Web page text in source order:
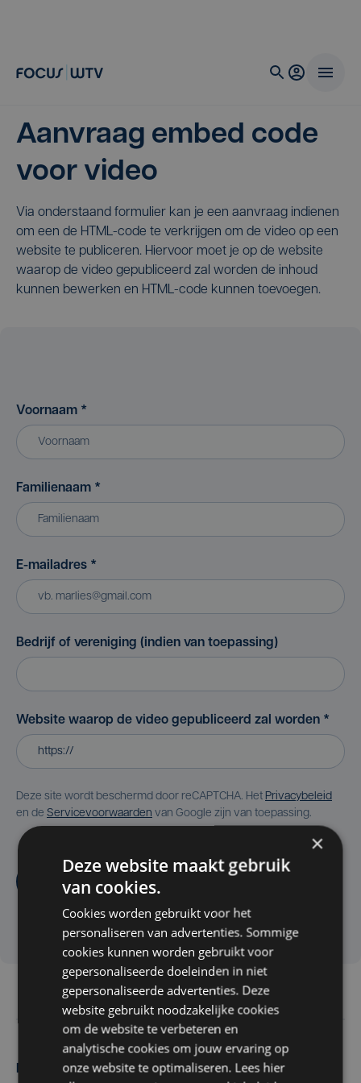
Aanvraag embed code
voor video
Via onderstaand formulier kan je een aanvraag indienen
om een de HTML-code te verkrijgen om de video op een
website te publiceren. Hiervoor moet je op de website
waarop de video gepubliceerd zal worden de inhoud
kunnen bewerken en HTML-code kunnen toevoegen.
Voornaam *
Familienaam *
E-mailadres *
Bedrijf of vereniging (indien van toepassing)
Website waarop de video gepubliceerd zal worden *
Deze site wordt beschermd door reCAPTCHA. Het Privacybeleid
en de Servicevoorwaarden van Google zijn van toepassing.
Aanvragen
Maak zelf het nieuws
×
Deze website maakt gebruik
van cookies.
Cookies worden gebruikt voor het
personaliseren van advertenties. Sommige
cookies kunnen worden gebruikt voor
gepersonaliseerde doeleinden in niet
gepersonaliseerde advertenties. Deze
website gebruikt noodzakelijke cookies
om de website te verbeteren en
analytische cookies om jouw ervaring op
onze website te optimaliseren. Lees hier